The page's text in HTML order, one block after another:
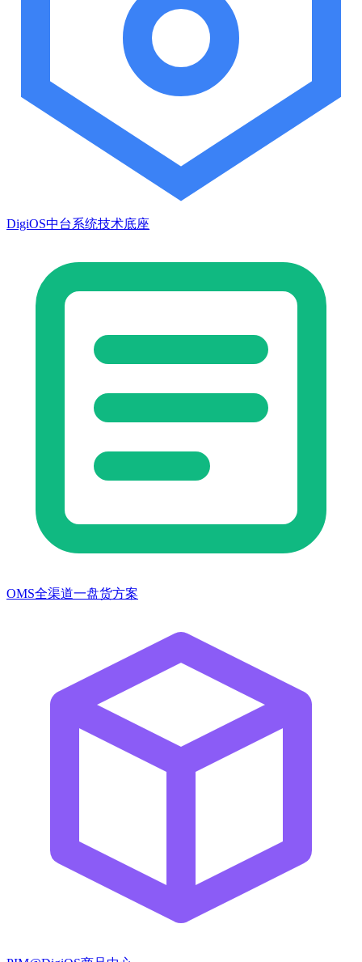
DigiOS中台系统技术底座
OMS全渠道一盘货方案